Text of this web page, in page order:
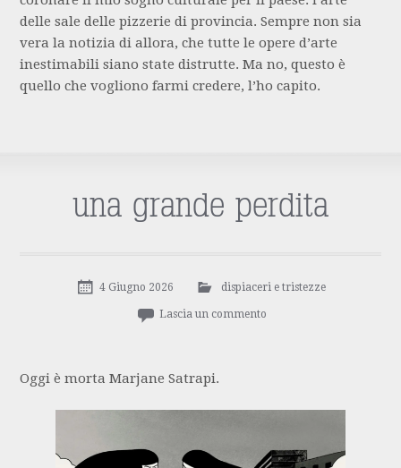
delle sale delle pizzerie di provincia. Sempre non sia
vera la notizia di allora, che tutte le opere d’arte
inestimabili siano state distrutte. Ma no, questo è
quello che vogliono farmi credere, l’ho capito.
una grande perdita
4 Giugno 2026 dispiaceri e tristezze
Lascia un commento
Oggi è morta Marjane Satrapi.